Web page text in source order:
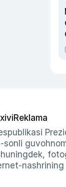
Reklama